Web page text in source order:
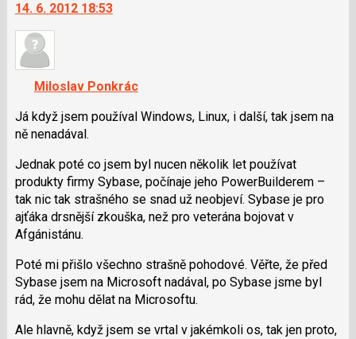
P
pro
předchozí
nový
názor
další
nový
názor.
navigaci
lze
použít
i
N
pro
následující
a
P
předchozí
nový
názor
14. 6. 2012 18:53
Miloslav Ponkrác
Já když jsem používal Windows, Linux, i další, tak jsem na
ně nenadával.
Jednak poté co jsem byl nucen několik let používat
produkty firmy Sybase, počínaje jeho PowerBuilderem –
tak nic tak strašného se snad už neobjeví. Sybase je pro
ajťáka drsnější zkouška, než pro veterána bojovat v
Afgánistánu.
Poté mi přišlo všechno strašně pohodové. Věřte, že před
Sybase jsem na Microsoft nadával, po Sybase jsme byl
rád, že mohu dělat na Microsoftu.
Ale hlavně, když jsem se vrtal v jakémkoli os, tak jen proto,